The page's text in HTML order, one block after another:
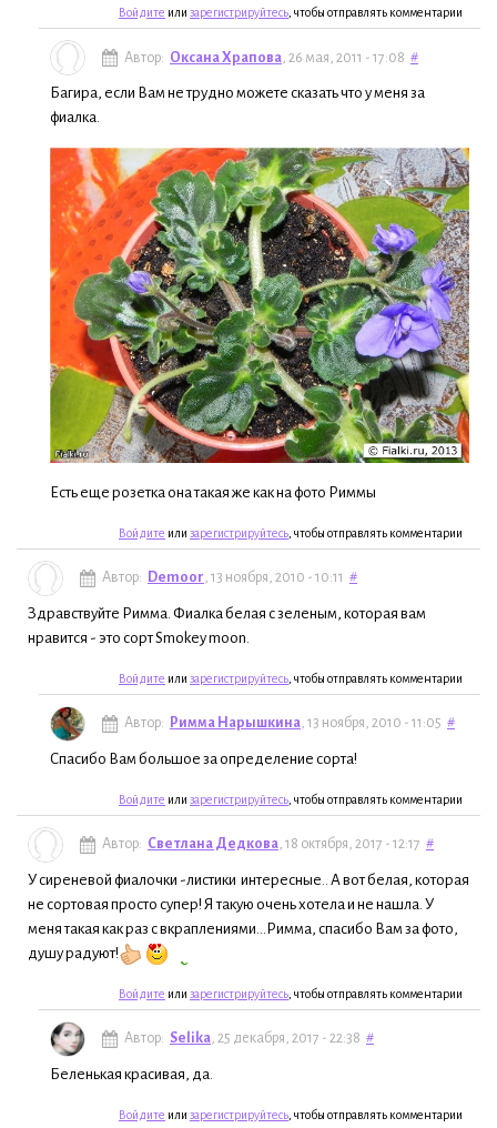
Войдите или зарегистрируйтесь , чтобы отправлять комментарии
Автор: Оксана Храпова, 26 мая, 2011 - 17:08 #
Багира, если Вам не трудно можете сказать что у меня за
фиалка.
Есть еще розетка она такая же как на фото Риммы
Войдите или зарегистрируйтесь , чтобы отправлять комментарии
Автор: Demoor, 13 ноября, 2010 - 10:11 #
Здравствуйте Римма. Фиалка белая с зеленым, которая вам
нравится - это сорт Smokey moon.
Войдите или зарегистрируйтесь , чтобы отправлять комментарии
Автор: Римма Нарышкина, 13 ноября, 2010 - 11:05 #
Спасибо Вам большое за определение сорта!
Войдите или зарегистрируйтесь , чтобы отправлять комментарии
Автор: Светлана Дедкова, 18 октября, 2017 - 12:17 #
У сиреневой фиалочки -листики интересные.. А вот белая, которая
не сортовая просто супер! Я такую очень хотела и не нашла. У
меня такая как раз с вкраплениями...Римма, спасибо Вам за фото,
душу радуют!
Войдите или зарегистрируйтесь , чтобы отправлять комментарии
Автор: Selika, 25 декабря, 2017 - 22:38 #
Беленькая красивая, да.
Войдите или зарегистрируйтесь , чтобы отправлять комментарии